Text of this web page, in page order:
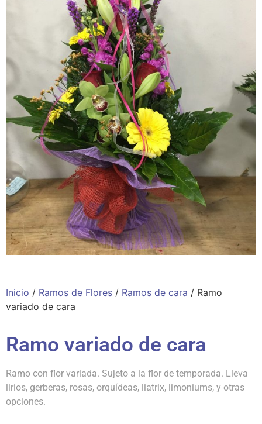
Inicio / Ramos de Flores / Ramos de cara / Ramo
variado de cara
Ramo variado de cara
Ramo con flor variada. Sujeto a la flor de temporada. Lleva
lirios, gerberas, rosas, orquídeas, liatrix, limoniums, y otras
opciones.